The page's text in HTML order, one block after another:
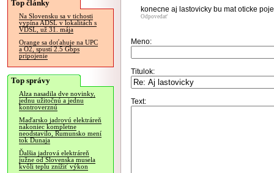
Top články
Na Slovensku sa v tichosti
vypína ADSL v lokalitách s
VDSL, už 31. mája
Orange sa doťahuje na UPC
a O2, spustí 2.5 Gbps
pripojenie
Top správy
Alza nasadila dve novinky,
jednu užitočnú a jednu
kontroverznú
Maďarsko jadrovú elektráreň
nakoniec kompletne
neodstavilo, Rumunsko mení
tok Dunaja
Ďalšia jadrová elektráreň
južne od Slovenska musela
kvôli teplu znížiť výkon
konecne aj lastovicky bu mat oticke
Odpovedať
Meno:
Titulok:
Text: